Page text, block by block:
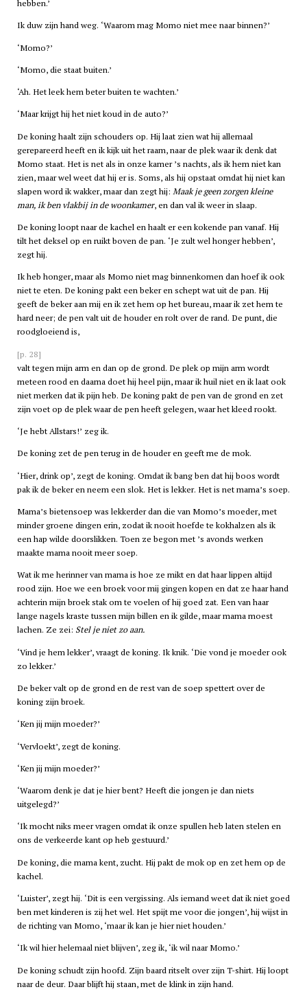
hebben.’
Ik duw zijn hand weg. ‘Waarom mag Momo niet mee naar binnen?’
‘Momo?’
‘Momo, die staat buiten.’
‘Ah. Het leek hem beter buiten te wachten.’
‘Maar krijgt hij het niet koud in de auto?’
De koning haalt zijn schouders op. Hij laat zien wat hij allemaal
gerepareerd heeft en ik kijk uit het raam, naar de plek waar ik denk dat
Momo staat. Het is net als in onze kamer ’s nachts, als ik hem niet kan
zien, maar wel weet dat hij er is. Soms, als hij opstaat omdat hij niet kan
slapen word ik wakker, maar dan zegt hij: Maak je geen zorgen kleine
man, ik ben vlakbij in de woonkamer, en dan val ik weer in slaap.
De koning loopt naar de kachel en haalt er een kokende pan vanaf. Hij
tilt het deksel op en ruikt boven de pan. ‘Je zult wel honger hebben’,
zegt hij.
Ik heb honger, maar als Momo niet mag binnenkomen dan hoef ik ook
niet te eten. De koning pakt een beker en schept wat uit de pan. Hij
geeft de beker aan mij en ik zet hem op het bureau, maar ik zet hem te
hard neer; de pen valt uit de houder en rolt over de rand. De punt, die
roodgloeiend is,
[p. 28]
valt tegen mijn arm en dan op de grond. De plek op mijn arm wordt
meteen rood en daarna doet hij heel pijn, maar ik huil niet en ik laat ook
niet merken dat ik pijn heb. De koning pakt de pen van de grond en zet
zijn voet op de plek waar de pen heeft gelegen, waar het kleed rookt.
‘Je hebt Allstars!’ zeg ik.
De koning zet de pen terug in de houder en geeft me de mok.
‘Hier, drink op’, zegt de koning. Omdat ik bang ben dat hij boos wordt
pak ik de beker en neem een slok. Het is lekker. Het is net mama’s soep.
Mama’s bietensoep was lekkerder dan die van Momo’s moeder, met
minder groene dingen erin, zodat ik nooit hoefde te kokhalzen als ik
een hap wilde doorslikken. Toen ze begon met ’s avonds werken
maakte mama nooit meer soep.
Wat ik me herinner van mama is hoe ze mikt en dat haar lippen altijd
rood zijn. Hoe we een broek voor mij gingen kopen en dat ze haar hand
achterin mijn broek stak om te voelen of hij goed zat. Een van haar
lange nagels kraste tussen mijn billen en ik gilde, maar mama moest
lachen. Ze zei: Stel je niet zo aan.
‘Vind je hem lekker’, vraagt de koning. Ik knik. ‘Die vond je moeder ook
zo lekker.’
De beker valt op de grond en de rest van de soep spettert over de
koning zijn broek.
‘Ken jij mijn moeder?’
‘Vervloekt’, zegt de koning.
‘Ken jij mijn moeder?’
‘Waarom denk je dat je hier bent? Heeft die jongen je dan niets
uitgelegd?’
‘Ik mocht niks meer vragen omdat ik onze spullen heb laten stelen en
ons de verkeerde kant op heb gestuurd.’
De koning, die mama kent, zucht. Hij pakt de mok op en zet hem op de
kachel.
‘Luister’, zegt hij. ‘Dit is een vergissing. Als iemand weet dat ik niet goed
ben met kinderen is zij het wel. Het spijt me voor die jongen’, hij wijst in
de richting van Momo, ‘maar ik kan je hier niet houden.’
‘Ik wil hier helemaal niet blijven’, zeg ik, ‘ik wil naar Momo.’
De koning schudt zijn hoofd. Zijn baard ritselt over zijn T-shirt. Hij loopt
naar de deur. Daar blijft hij staan, met de klink in zijn hand.